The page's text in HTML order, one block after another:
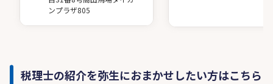
ンプラザ805
税理士の紹介を弥生におまかせしたい方はこちら